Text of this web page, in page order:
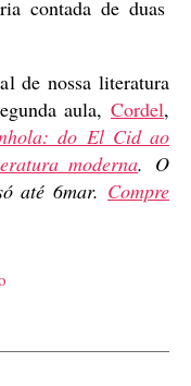
contada de duas
de nossa literatura
aula, Cordel,
do El Cid ao
moderna. O
até 6mar. Compre
e